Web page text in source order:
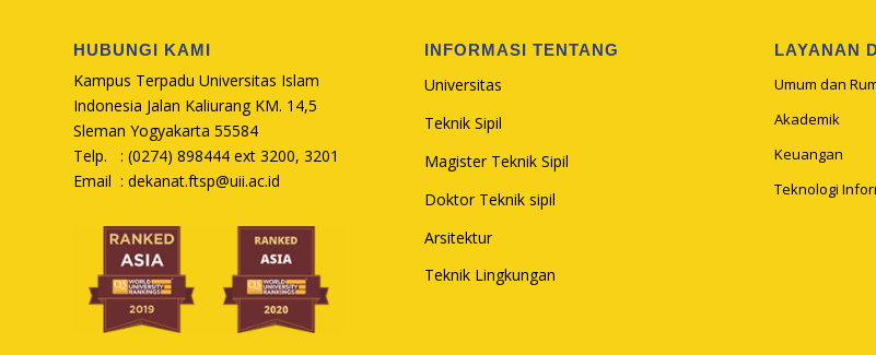
HUBUNGI KAMI
Kampus Terpadu Universitas Islam
Indonesia Jalan Kaliurang KM. 14,5
Sleman Yogyakarta 55584
Telp. : (0274) 898444 ext 3200, 3201
Email : dekanat.ftsp@uii.ac.id
INFORMASI TENTANG
Universitas
Teknik Sipil
Magister Teknik Sipil
Doktor Teknik sipil
Arsitektur
Teknik Lingkungan
LAYANAN
Umum dan
Akademik
Keuangan
Teknologi